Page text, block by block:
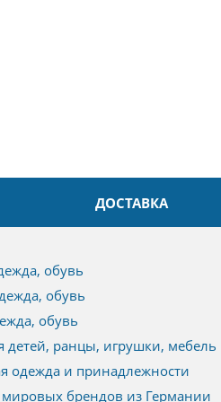
ДОСТАВКА
обувь
обувь
обувь
детей, ранцы, игрушки, мебель
одежда и принадлежности
брендов из Германии